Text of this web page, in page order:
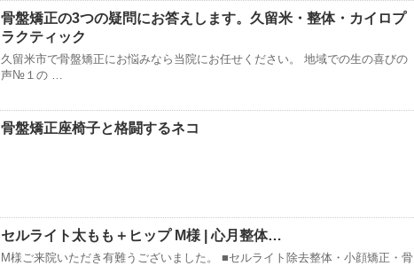
骨盤矯正の3つの疑問にお答えします。久留米・整体・カイロプ
ラクティック
久留米市で骨盤矯正にお悩みなら当院にお任せください。 地域での生の喜びの
声№１の …
骨盤矯正座椅子と格闘するネコ
セルライト太もも＋ヒップ M様 | 心月整体…
M様ご来院いただき有難うございました。 ■セルライト除去整体・小顔矯正・骨